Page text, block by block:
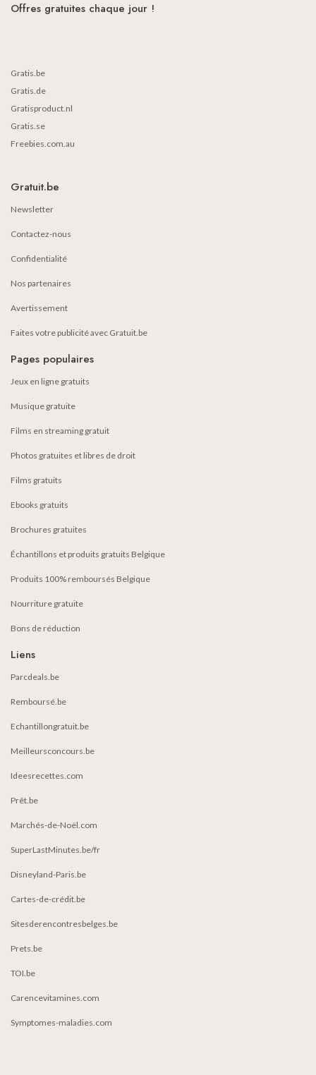
Offres gratuites chaque jour !
Gratis.be
Gratis.de
Gratisproduct.nl
Gratis.se
Freebies.com.au
Gratuit.be
Newsletter
Contactez-nous
Confidentialité
Nos partenaires
Avertissement
Faites votre publicité avec Gratuit.be
Pages populaires
Jeux en ligne gratuits
Musique gratuite
Films en streaming gratuit
Photos gratuites et libres de droit
Films gratuits
Ebooks gratuits
Brochures gratuites
Échantillons et produits gratuits Belgique
Produits 100% remboursés Belgique
Nourriture gratuite
Bons de réduction
Liens
Parcdeals.be
Remboursé.be
Echantillongratuit.be
Meilleursconcours.be
Ideesrecettes.com
Prêt.be
Marchés-de-Noël.com
SuperLastMinutes.be/fr
Disneyland-Paris.be
Cartes-de-crédit.be
Sitesderencontresbelges.be
Prets.be
TOI.be
Carencevitamines.com
Symptomes-maladies.com